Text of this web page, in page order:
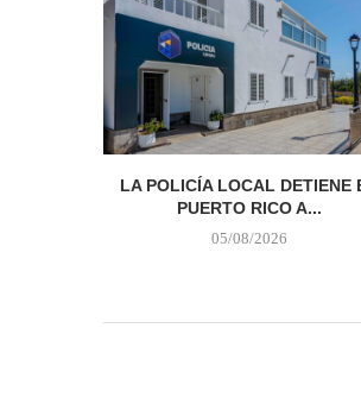
LA POLICÍA LOCAL DETIENE
PUERTO RICO A...
05/08/2026